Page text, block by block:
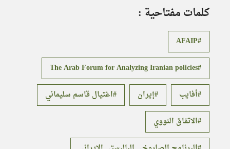
كلمات مفتاحية :
AFAIP
The Arab Forum for Analyzing Iranian policies
أفايب
إيران
اغتيال قاسم سليماني
الاتفاق النووي